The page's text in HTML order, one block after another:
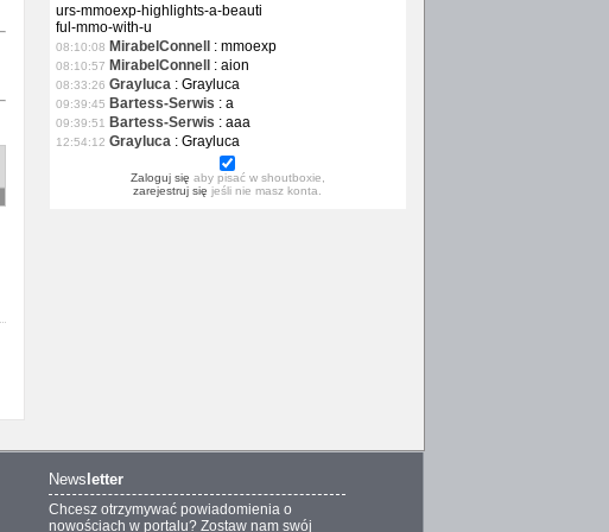
urs-mmoexp-highlights-a-beauti
ful-mmo-with-u
08:10:08 MirabelConnell : mmoexp
08:10:57 MirabelConnell : aion
08:33:26 Grayluca : Grayluca
09:39:45 Bartess-Serwis : a
09:39:51 Bartess-Serwis : aaa
12:54:12 Grayluca : Grayluca
Zaloguj się aby pisać w shoutboxie,
zarejestruj się jeśli nie masz konta.
News letter
Chcesz otrzymywać powiadomienia o
nowościach w portalu? Zostaw nam swój